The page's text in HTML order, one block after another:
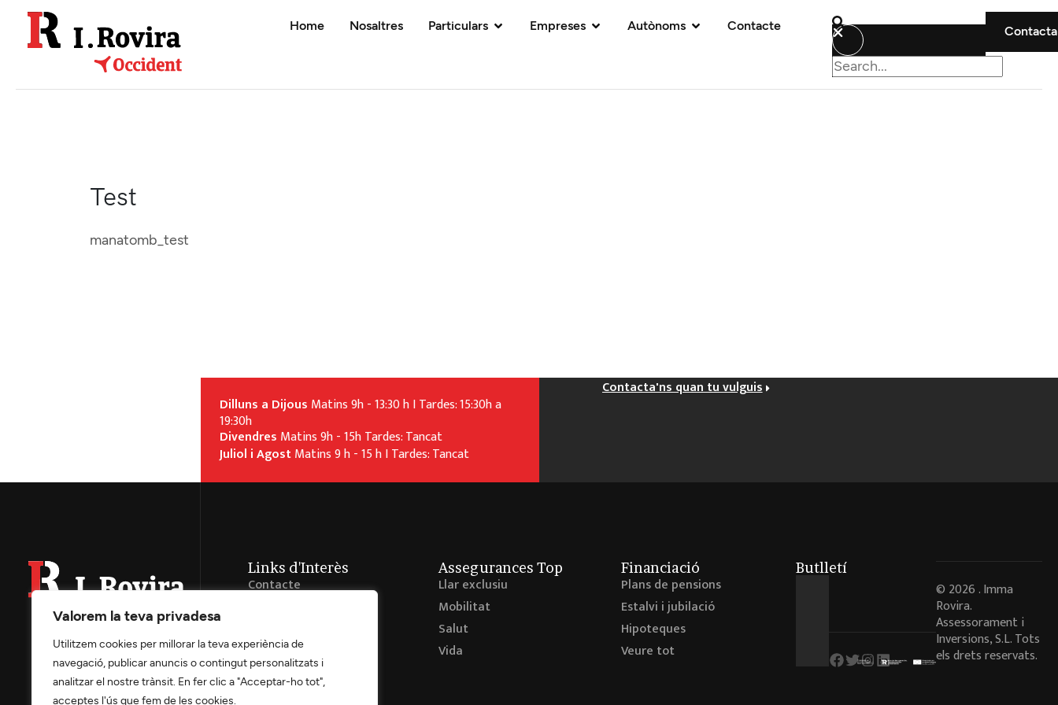
Valorem la teva privadesa
Utilitzem cookies per millorar la teva experiència de
navegació, publicar anuncis o contingut personalitzats i
analitzar el nostre trànsit. En fer clic a "Acceptar-ho tot",
acceptes l'ús que fem de les cookies.
Home Nosaltres Particulars Empreses Autònoms Contacte
Test
manatomb_test
Dilluns a Dijous Matins 9h - 13:30 h I Tardes: 15:30h a
19:30h
Divendres Matins 9h - 15h Tardes: Tancat
Juliol i AgostMatins 9 h - 15 h I Tardes: Tancat
Contacta'ns quan tu vulguis
Links d'Interès
Contacte
Preferencies Cookies
Accessibilitat
Assegurances Top
Llar exclusiu
Mobilitat
Salut
Vida
Financiació
Plans de pensions
Estalvi i jubilació
Hipoteques
Veure tot
Butlletí
© 2026 . Imma
Rovira.
Assessorament i
Inversions, S.L. Tots
els drets reservats.